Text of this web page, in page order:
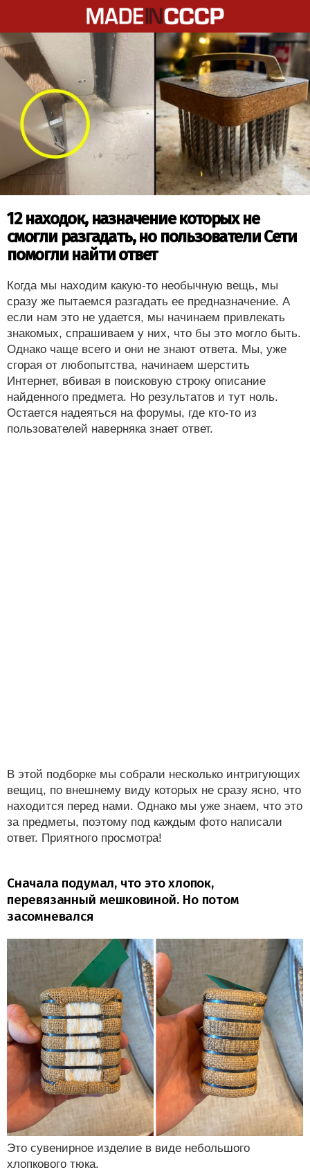
12 находок, назначение которых не
смогли разгадать, но пользователи Сети
помогли найти ответ
Когда мы находим какую-то необычную вещь, мы
сразу же пытаемся разгадать ее предназначение. А
если нам это не удается, мы начинаем привлекать
знакомых, спрашиваем у них, что бы это могло быть.
Однако чаще всего и они не знают ответа. Мы, уже
сгорая от любопытства, начинаем шерстить
Интернет, вбивая в поисковую строку описание
найденного предмета. Но результатов и тут ноль.
Остается надеяться на форумы, где кто-то из
пользователей наверняка знает ответ.
В этой подборке мы собрали несколько интригующих
вещиц, по внешнему виду которых не сразу ясно, что
находится перед нами. Однако мы уже знаем, что это
за предметы, поэтому под каждым фото написали
ответ. Приятного просмотра!
Сначала подумал, что это хлопок,
перевязанный мешковиной. Но потом
засомневался
Это сувенирное изделие в виде небольшого
хлопкового тюка.